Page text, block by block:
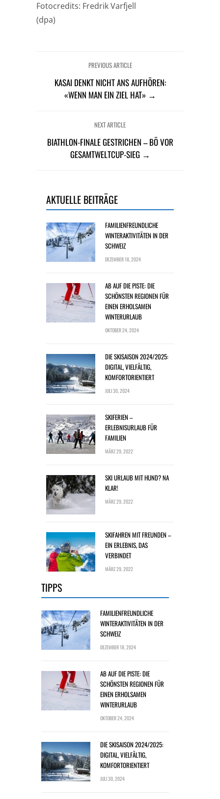
Fotocredits: Fredrik Varfjell
(dpa)
PREVIOUS ARTICLE
KASAI DENKT NICHT ANS AUFHÖREN:
«WENN MAN EIN ZIEL HAT» →
NEXT ARTICLE
BIATHLON-FINALE GESTRICHEN – BÖ VOR
GESAMTWELTCUP-SIEG →
AKTUELLE BEITRÄGE
FAMILIENFREUNDLICHE
WINTERAKTIVITÄTEN IN DER
SCHWEIZ
DEZEMBER 18, 2024
AB AUF DIE PISTE: DIE
SCHÖNSTEN REGIONEN FÜR
EINEN ERHOLSAMEN
WINTERURLAUB
OKTOBER 24, 2024
DIE SKISAISON 2024/2025:
DIGITAL, VIELFÄLTIG,
KOMFORTORIENTIERT
JULI 30, 2024
SKIFERIEN –
ERLEBNISURLAUB FÜR
FAMILIEN
MÄRZ 29, 2022
SKI URLAUB MIT HUND? NA
KLAR!
MÄRZ 29, 2022
SKIFAHREN MIT FREUNDEN –
EIN ERLEBNIS, DAS
VERBINDET
MÄRZ 29, 2022
TIPPS
FAMILIENFREUNDLICHE
WINTERAKTIVITÄTEN IN DER
SCHWEIZ
DEZEMBER 18, 2024
AB AUF DIE PISTE: DIE
SCHÖNSTEN REGIONEN FÜR
EINEN ERHOLSAMEN
WINTERURLAUB
OKTOBER 24, 2024
DIE SKISAISON 2024/2025:
DIGITAL, VIELFÄLTIG,
KOMFORTORIENTIERT
JULI 30, 2024